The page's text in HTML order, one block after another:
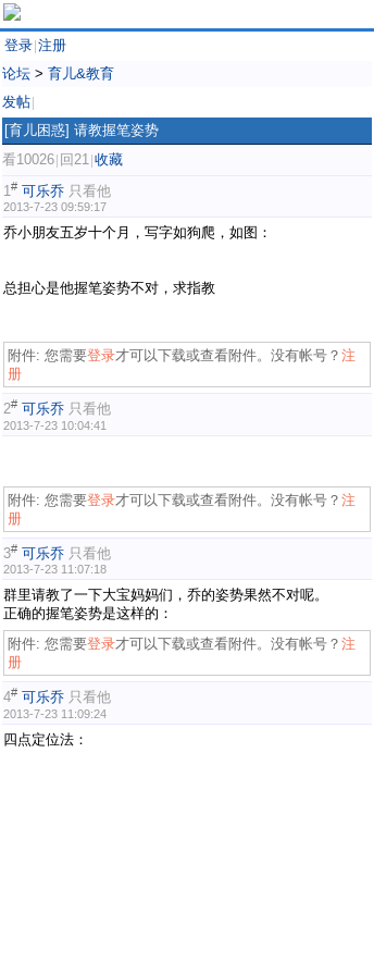
登录 注册
论坛 > 育儿&教育
发帖
[育儿困惑] 请教握笔姿势
看10026 回21 收藏
1# 可乐乔 只看他
2013-7-23 09:59:17
乔小朋友五岁十个月，写字如狗爬，如图：
总担心是他握笔姿势不对，求指教
附件: 您需要登录才可以下载或查看附件。没有帐号？ 注
册
2# 可乐乔 只看他
2013-7-23 10:04:41
附件: 您需要登录才可以下载或查看附件。没有帐号？ 注
册
3# 可乐乔 只看他
2013-7-23 11:07:18
群里请教了一下大宝妈妈们，乔的姿势果然不对呢。
正确的握笔姿势是这样的：
附件: 您需要登录才可以下载或查看附件。没有帐号？ 注
册
4# 可乐乔 只看他
2013-7-23 11:09:24
四点定位法：